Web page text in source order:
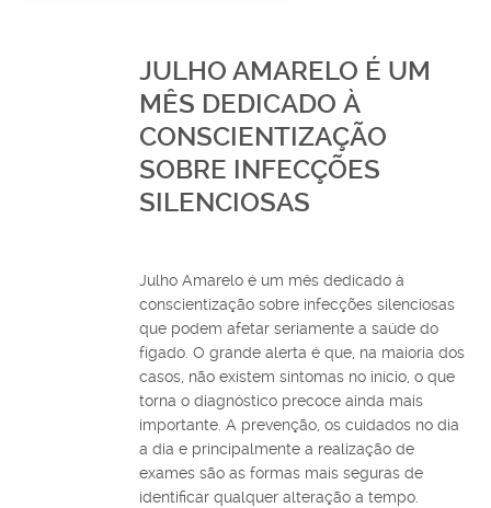
JULHO AMARELO É UM
MÊS DEDICADO À
CONSCIENTIZAÇÃO
SOBRE INFECÇÕES
SILENCIOSAS
Julho Amarelo é um mês dedicado à
conscientização sobre infecções silenciosas
que podem afetar seriamente a saúde do
fígado. O grande alerta é que, na maioria dos
casos, não existem sintomas no início, o que
torna o diagnóstico precoce ainda mais
importante. A prevenção, os cuidados no dia
a dia e principalmente a realização de
exames são as formas mais seguras de
identificar qualquer alteração a tempo.